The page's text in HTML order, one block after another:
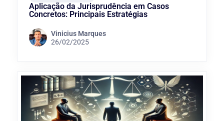
Aplicação da Jurisprudência em Casos
Concretos: Principais Estratégias
Vinicius Marques
26/02/2025